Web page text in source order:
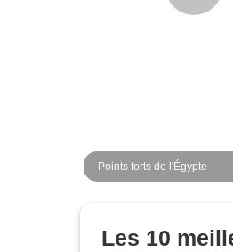
Points forts de l'Égypte
Les 10